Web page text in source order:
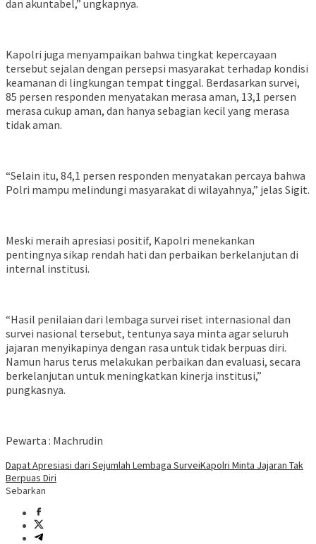
dan akuntabel,” ungkapnya.
Kapolri juga menyampaikan bahwa tingkat kepercayaan
tersebut sejalan dengan persepsi masyarakat terhadap kondisi
keamanan di lingkungan tempat tinggal. Berdasarkan survei,
85 persen responden menyatakan merasa aman, 13,1 persen
merasa cukup aman, dan hanya sebagian kecil yang merasa
tidak aman.
“Selain itu, 84,1 persen responden menyatakan percaya bahwa
Polri mampu melindungi masyarakat di wilayahnya,” jelas Sigit.
Meski meraih apresiasi positif, Kapolri menekankan
pentingnya sikap rendah hati dan perbaikan berkelanjutan di
internal institusi.
“Hasil penilaian dari lembaga survei riset internasional dan
survei nasional tersebut, tentunya saya minta agar seluruh
jajaran menyikapinya dengan rasa untuk tidak berpuas diri.
Namun harus terus melakukan perbaikan dan evaluasi, secara
berkelanjutan untuk meningkatkan kinerja institusi,”
pungkasnya.
Pewarta : Machrudin
Dapat Apresiasi dari Sejumlah Lembaga SurveiKapolri Minta Jajaran Tak
Berpuas Diri
Sebarkan